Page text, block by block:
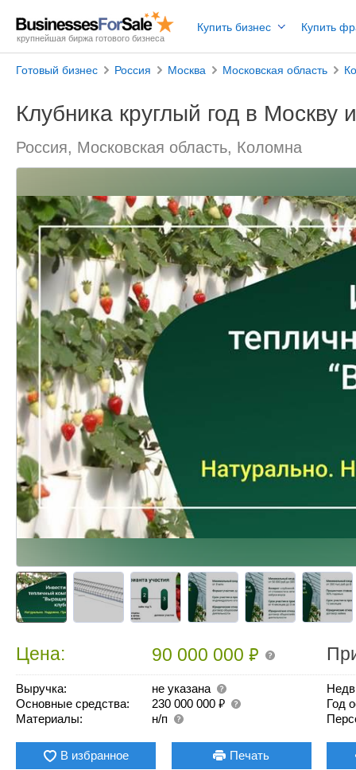
крупнейшая биржа готового бизнеса
Купить бизнес Купить
Готовый бизнес Россия Москва Московская область
Клубника круглый год в Москву
Россия, Московская область, Коломна
Цена: 90 000 000₽
Выручка:
не указана
Основные средства:
230 000 000₽
Материалы: н/п
Год
В избранное Печать